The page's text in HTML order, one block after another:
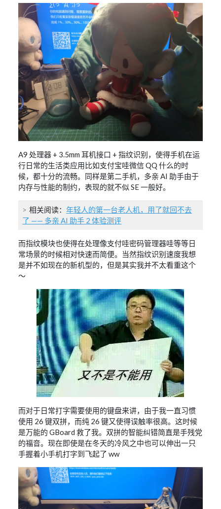
A9 处理器 + 3.5mm 耳机接口 + 指纹识别，使得手机在运
行日常的生活类应用比如支付宝哇微信 QQ 什么的时
候，都十分的流畅。同样是第二手机，多亲 AI 助手由于
内存与性能的制约，表现的就不似 SE 一般好。
相关阅读：年轻人的第一台老人机，用了就回不去
了 —— 多亲 AI 助手 2 体验测评
而指纹模块也使得在处理像支付哇密码管理器哇等等日
常场景的时候相对快速而简便。当然指纹识别速度我想
是并不如现在的新机型的，但是其实我并不太看重这个
～
而对于日常打字需要使用的键盘来讲，由于我一直习惯
使用 26 键双拼，而纯 26 键又使得误触率很高。这时候
是万能的 GBoard 救了我。双拼的智能纠错简直是手残党
的福音。现在即使是在冬天的冷风之中也可以伸出一只
手握着小手机打字到飞起了 ww